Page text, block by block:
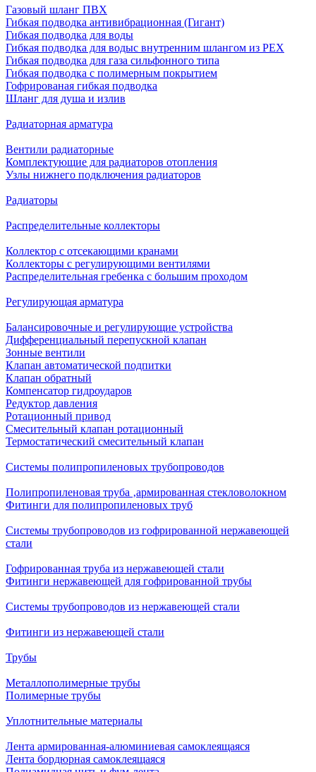
Газовый шланг ПВХ
Гибкая подводка антивибрационная (Гигант)
Гибкая подводка для воды
Гибкая подводка для водыс внутренним шлангом из PEX
Гибкая подводка для газа сильфонного типа
Гибкая подводка с полимерным покрытием
Гофрированая гибкая подводка
Шланг для душа и излив
Радиаторная арматура
Вентили радиаторные
Комплектующие для радиаторов отопления
Узлы нижнего подключения радиаторов
Радиаторы
Распределительные коллекторы
Коллектор с отсекающими кранами
Коллекторы с регулирующими вентилями
Распределительная гребенка с большим проходом
Регулирующая арматура
Балансировочные и регулирующие устройства
Дифференциальный перепускной клапан
Зонные вентили
Клапан автоматической подпитки
Клапан обратный
Компенсатор гидроударов
Редуктор давления
Ротационный привод
Смесительный клапан ротационный
Термостатический смесительный клапан
Системы полипропиленовых трубопроводов
Полипропиленовая труба ‚армированная стекловолокном
Фитинги для полипропиленовых труб
Системы трубопроводов из гофрированной нержавеющей
стали
Гофрированная труба из нержавеющей стали
Фитинги нержавеющей для гофрированной трубы
Системы трубопроводов из нержавеющей стали
Фитинги из нержавеющей стали
Трубы
Металлополимерные трубы
Полимерные трубы
Уплотнительные материалы
Лента армированная-алюминиевая самоклеящаяся
Лента бордюрная самоклеящаяся